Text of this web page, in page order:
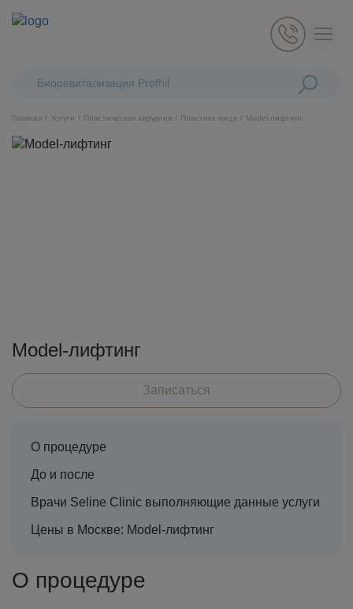
Поиск:Биоревитализация Profhilo
Главная Услуги Пластическая хирургия Пластика лица Model-лифтинг
Model-лифтинг
Записаться
О процедуре
До и после
Врачи Seline Clinic выполняющие данные услуги
Цены в Москве: Model-лифтинг
О процедуре